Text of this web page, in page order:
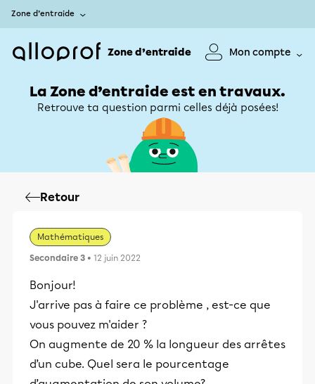
Zone d’entraide
Zone d’entraide Mon compte
La Zone d’entraide est en travaux.
Retrouve ta question parmi celles déjà posées!
Retour
Mathématiques
Secondaire 3 • 12 juin 2022
Bonjour!
J'arrive pas à faire ce problème , est-ce que
vous pouvez m'aider ?
On augmente de 20 % la longueur des arrêtes
d’un cube. Quel sera le pourcentage